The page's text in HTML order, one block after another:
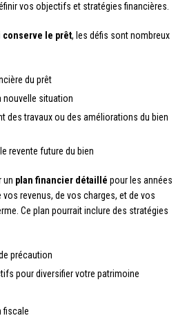
vos objectifs et stratégies financières.
le prêt, les défis sont nombreux
du prêt
nouvelle situation
des travaux ou des améliorations du bien
revente future du bien
un plan financier détaillé pour les années
revenus, de vos charges, et de vos
Ce plan pourrait inclure des stratégies
précaution
pour diversifier votre patrimoine
fiscale